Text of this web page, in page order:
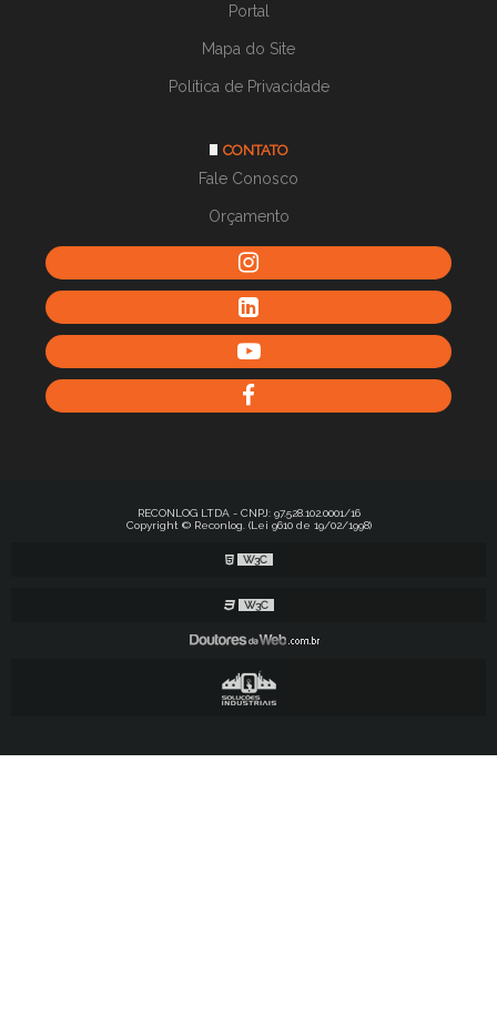
Portal
Mapa do Site
Política de Privacidade
CONTATO
Fale Conosco
Orçamento
RECONLOG LTDA - CNPJ: 97.528.102.0001/16
Copyright © Reconlog. (Lei 9610 de 19/02/1998)
W3C
W3C